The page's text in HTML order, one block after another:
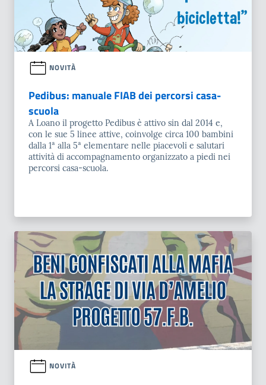
NOVITÀ
Pedibus: manuale FIAB dei percorsi casa-
scuola
A Loano il progetto Pedibus è attivo sin dal 2014 e,
con le sue 5 linee attive, coinvolge circa 100 bambini
dalla 1ª alla 5ª elementare nelle piacevoli e salutari
attività di accompagnamento organizzato a piedi nei
percorsi casa-scuola.
NOVITÀ